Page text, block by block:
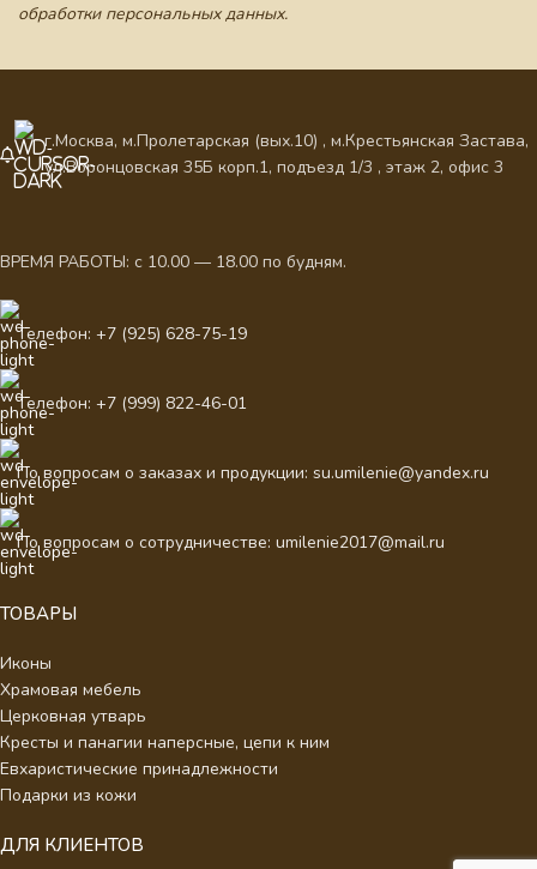
обработки персональных данных.
г.Москва, м.Пролетарская (вых.10) , м.Крестьянская Застава,
ул.Воронцовская 35Б корп.1, подъезд 1/3 , этаж 2, офис 3
ВРЕМЯ РАБОТЫ: с 10.00 — 18.00 по будням.
Телефон: +7 (925) 628-75-19
Телефон: +7 (999) 822-46-01
По вопросам о заказах и продукции: su.umilenie@yandex.ru
По вопросам о сотрудничестве: umilenie2017@mail.ru
ТОВАРЫ
Иконы
Храмовая мебель
Церковная утварь
Кресты и панагии наперсные, цепи к ним
Евхаристические принадлежности
Подарки из кожи
ДЛЯ КЛИЕНТОВ